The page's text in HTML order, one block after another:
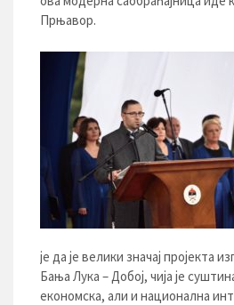
Прњавор.
је да је велики значај пројекта
Бања Лука – Добој, чија је
економска, али и национална